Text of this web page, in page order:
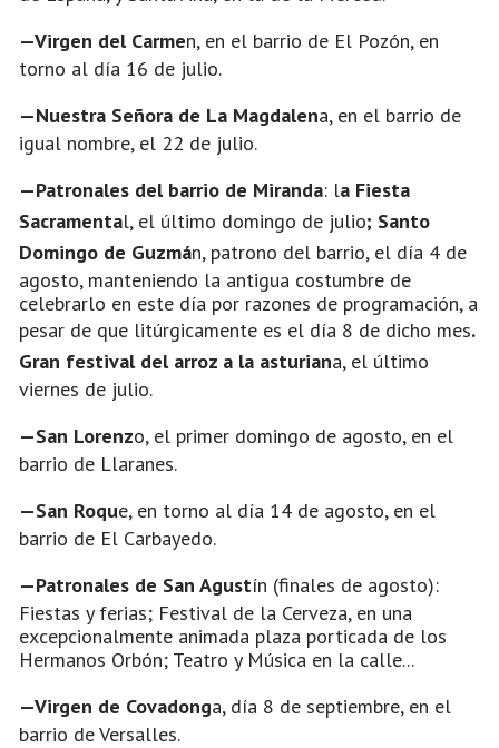
—Virgen del Carmen, en el barrio de El Pozón, en
torno al día 16 de julio.
—Nuestra Señora de La Magdalena, en el barrio de
igual nombre, el 22 de julio.
—Patronales del barrio de Miranda: la Fiesta
Sacramental, el último domingo de julio; Santo
Domingo de Guzmán, patrono del barrio, el día 4 de
agosto, manteniendo la antigua costumbre de
celebrarlo en este día por razones de programación, a
pesar de que litúrgicamente es el día 8 de dicho mes.
Gran festival del arroz a la asturiana, el último
viernes de julio.
—San Lorenzo, el primer domingo de agosto, en el
barrio de Llaranes.
—San Roque, en torno al día 14 de agosto, en el
barrio de El Carbayedo.
—Patronales de San Agustín (finales de agosto):
Fiestas y ferias; Festival de la Cerveza, en una
excepcionalmente animada plaza porticada de los
Hermanos Orbón; Teatro y Música en la calle...
—Virgen de Covadonga, día 8 de septiembre, en el
barrio de Versalles.